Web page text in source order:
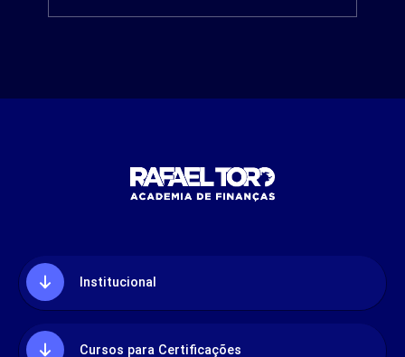
Institucional
Cursos para Certificações